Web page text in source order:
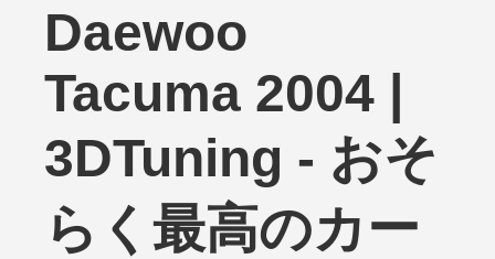
Daewoo
Tacuma 2004 |
3DTuning - おそ
らく最高のカー